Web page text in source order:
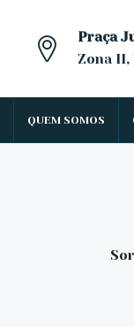
Praça
Zona II,
QUEM SOMOS